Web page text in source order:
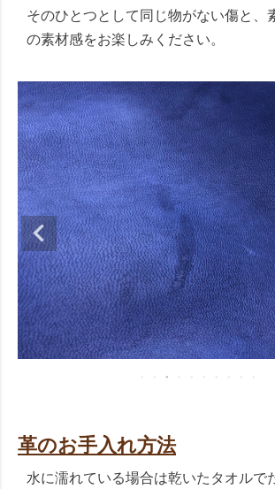
そのひとつとして同じ物がない傷と、
の素材感をお楽しみください。
革のお手入れ方法
水に濡れている場合は乾いたタオルで